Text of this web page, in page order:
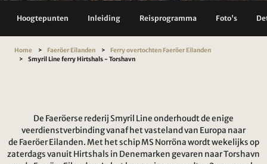
Hoogtepunten Inleiding Reisprogramma Foto's
Home Faeröer Eilanden
Ferry overtochten Faeröer Eilanden
Smyril Line ferry Hirtshals - Torshavn
De Faeröerse rederij Smyril Line onderhoudt de enige
veerdienstverbinding vanaf het vasteland van Europa naar
de Faeröer Eilanden. Met het schip MS Norröna wordt wekelijks op
zaterdags vanuit Hirtshals in Denemarken gevaren naar Torshavn